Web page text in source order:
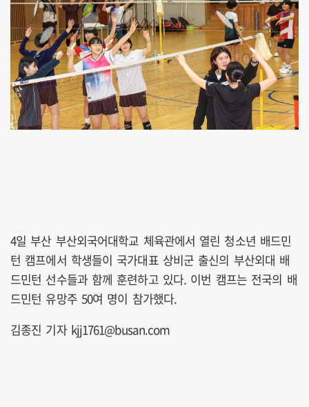
4일 부산 부산외국어대학교 체육관에서 열린 청소년 배드민
턴 캠프에서 학생들이 국가대표 상비군 출신의 부산외대 배
드민턴 선수들과 함께 훈련하고 있다. 이번 캠프는 전국의 배
드민턴 유망주 50여 명이 참가했다.
김종진 기자 kjj1761@busan.com